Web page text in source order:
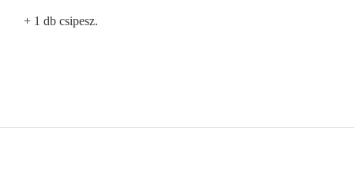
+ 1 db csipesz.
L